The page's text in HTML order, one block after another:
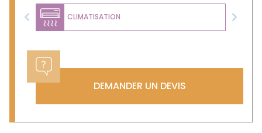
CLIMATISATION
Previous Next
DEMANDER UN DEVIS